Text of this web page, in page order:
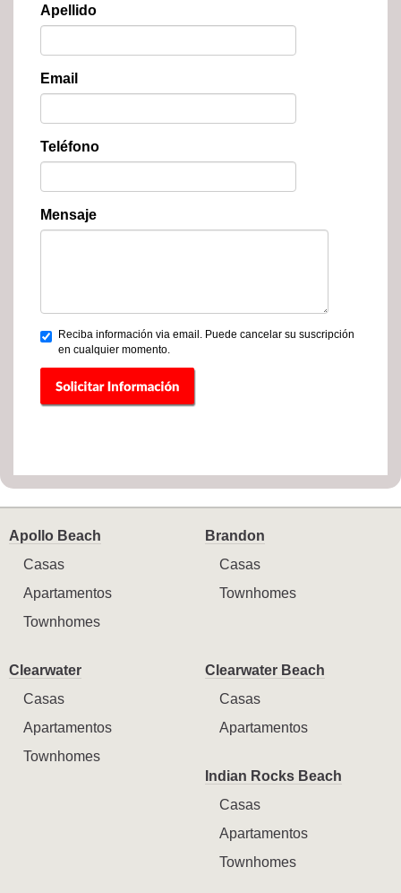
Apellido
Email
Teléfono
Mensaje
Reciba información via email. Puede cancelar su suscripción
en cualquier momento.
Apollo Beach
Casas
Apartamentos
Townhomes
Brandon
Casas
Townhomes
Clearwater
Casas
Apartamentos
Townhomes
Clearwater Beach
Casas
Apartamentos
Indian Rocks Beach
Casas
Apartamentos
Townhomes